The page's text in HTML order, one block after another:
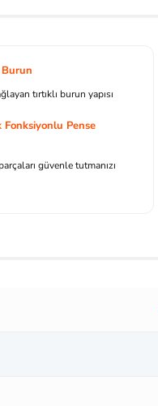
Burun
tırtıklı burun yapısı
Pense
güvenle tutmanızı